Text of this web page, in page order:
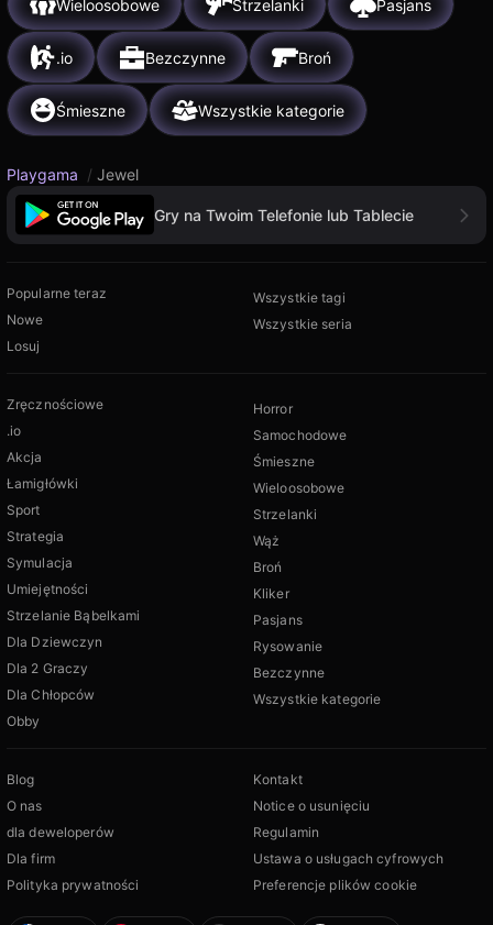
Wieloosobowe Strzelanki Pasjans
.io Bezczynne Broń
Śmieszne Wszystkie kategorie
Playgama / Jewel
Gry na Twoim Telefonie lub Tablecie
Popularne teraz
Nowe
Losuj
Wszystkie tagi
Wszystkie seria
Zręcznościowe
.io
Akcja
Łamigłówki
Sport
Strategia
Symulacja
Umiejętności
Strzelanie Bąbelkami
Dla Dziewczyn
Dla 2 Graczy
Dla Chłopców
Obby
Horror
Samochodowe
Śmieszne
Wieloosobowe
Strzelanki
Wąż
Broń
Kliker
Pasjans
Rysowanie
Bezczynne
Wszystkie kategorie
Blog
O nas
dla deweloperów
Dla firm
Polityka prywatności
Kontakt
Notice o usunięciu
Regulamin
Ustawa o usługach cyfrowych
Preferencje plików cookie